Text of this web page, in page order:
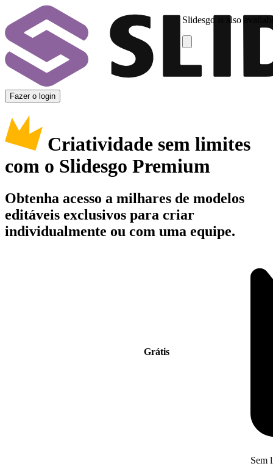
Slidesgo is also
Fazer o login
Criatividade sem limites
com o Slidesgo Premium
Obtenha acesso a milhares de modelos
editáveis exclusivos para criar
individualmente ou com uma equipe.
Grátis
Sem